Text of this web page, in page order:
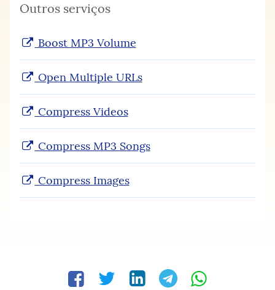
Outros serviços
Boost MP3 Volume
Open Multiple URLs
Compress Videos
Compress MP3 Songs
Compress Images